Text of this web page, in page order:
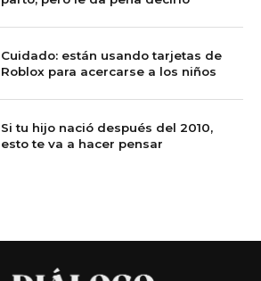
Cuidado: están usando tarjetas de
Roblox para acercarse a los niños
Si tu hijo nació después del 2010,
esto te va a hacer pensar